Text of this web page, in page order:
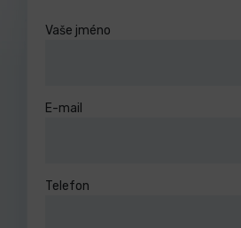
Vaše jméno
E-mail
Telefon